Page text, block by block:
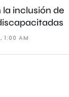
la inclusión de
1:00 AM